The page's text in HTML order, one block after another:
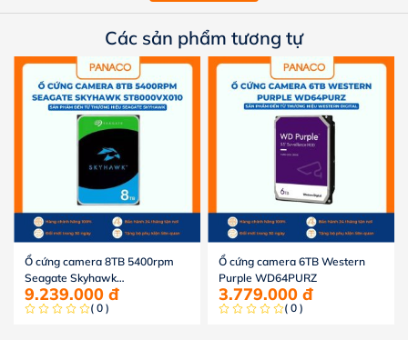
Các sản phẩm tương tự
Ổ cứng camera 8TB 5400rpm
Seagate Skyhawk
ST8000VX010
9.239.000 đ
( 0 )
Ổ cứng camera 6TB Western
Purple WD64PURZ
3.779.000 đ
( 0 )